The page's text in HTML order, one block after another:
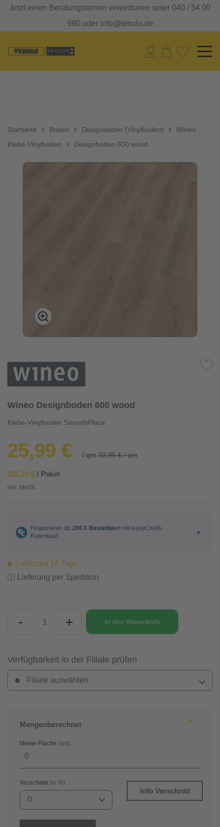
Jetzt einen Beratungstermin vereinbaren unter 040 / 54 00
980 oder info@tebolo.de
Startseite Boden
Designboden (Vinylboden)
Klebe-Vinylboden
Wineo
Designboden 600 wood
Wineo Designboden 600 wood
Klebe-Vinylboden SmoothPlace
25,99 € / qm 33,95 € / qm
101,10 € / Paket
inkl. MwSt.
Lieferzeit 14 Tage
ⓘ Lieferung per Spedition
- + In den Warenkorb
Verfügbarkeit in der Filiale prüfen
Filiale auswählen
Mengenberechner
Meine Fläche (qm)
Verschnitt (in %)
0
Info Verschnitt